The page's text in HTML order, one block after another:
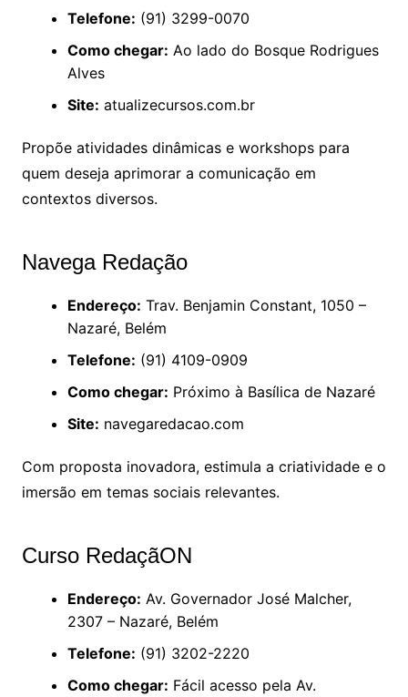
Telefone: (91) 3299-0070
Como chegar: Ao lado do Bosque Rodrigues
Alves
Site: atualizecursos.com.br
Propõe atividades dinâmicas e workshops para
quem deseja aprimorar a comunicação em
contextos diversos.
Navega Redação
Endereço: Trav. Benjamin Constant, 1050 –
Nazaré, Belém
Telefone: (91) 4109-0909
Como chegar: Próximo à Basílica de Nazaré
Site: navegaredacao.com
Com proposta inovadora, estimula a criatividade e o
imersão em temas sociais relevantes.
Curso RedaçãON
Endereço: Av. Governador José Malcher,
2307 – Nazaré, Belém
Telefone: (91) 3202-2220
Como chegar: Fácil acesso pela Av.